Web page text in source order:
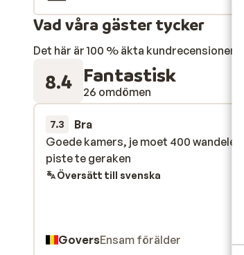
Vad våra gäster tycker
Det här är 100 % äkta kundrecensioner
8.4 Fantastisk
26 omdömen
7.3 Bra
Goede kamers, je moet 400 wandelen
piste te geraken
Goede kamers, je moet 400 wandelen
piste te geraken
Översätt till svenska
GoversEnsam förälder